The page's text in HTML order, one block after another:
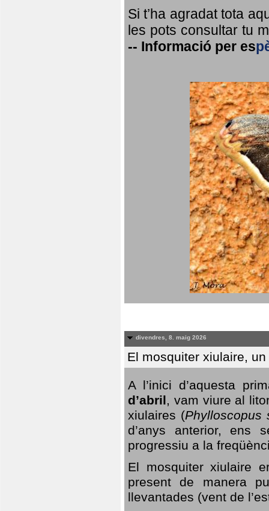
Si t’ha agradat tota
les pots consultar tu
-- Informació per es
divendres, 8. maig 2026
El mosquiter xiulaire,
A l’inici d’aquesta
d’abril, vam viure al
xiulaires (Phylloscopus
d’anys anterior, ens
progressiu a la
El mosquiter xiulaire
present de manera
llevantades (vent de